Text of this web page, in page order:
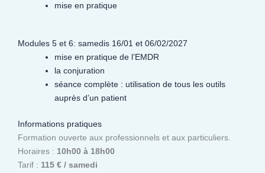
mise en pratique
Modules 5 et 6: samedis 16/01 et 06/02/2027
mise en pratique de l’EMDR
la conjuration
séance complète : utilisation de tous les outils
auprès d’un patient
Informations pratiques
Formation ouverte aux professionnels et aux particuliers.
Horaires : 10h00 à 18h00
Tarif : 115 € / samedi